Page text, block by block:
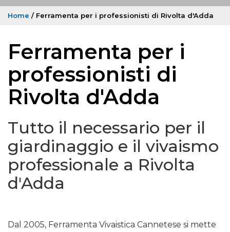
Home / Ferramenta per i professionisti di Rivolta d'Adda
Ferramenta per i
professionisti di
Rivolta d'Adda
Tutto il necessario per il
giardinaggio e il vivaismo
professionale a Rivolta
d'Adda
Dal 2005, Ferramenta Vivaistica Cannetese si mette